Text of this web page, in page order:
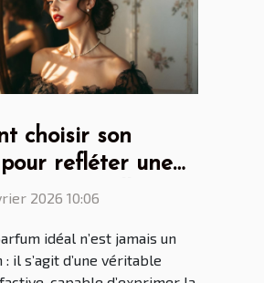
choisir son
refléter une
intemporelle ?
2026 10:06
idéal n’est jamais un
il s’agit d’une véritable